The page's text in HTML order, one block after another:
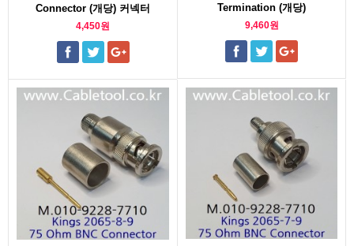
Connector (개당) 커넥터
4,450원
Termination (개당)
9,460원